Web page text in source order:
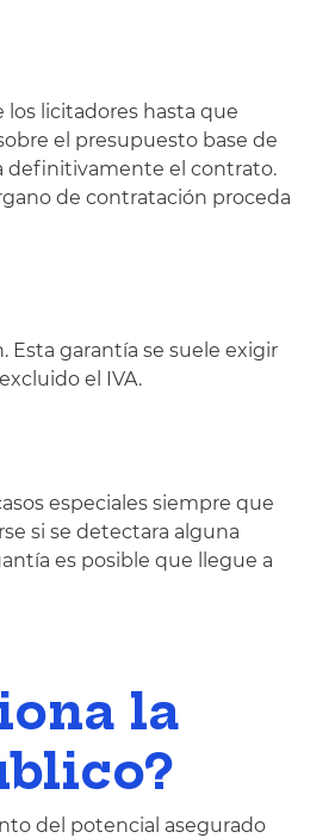
licitadores hasta que
el presupuesto base de
definitivamente el contrato.
de contratación proceda
Esta garantía se suele exigir
el IVA.
especiales siempre que
si se detectara alguna
es posible que llegue a
la
del potencial asegurado